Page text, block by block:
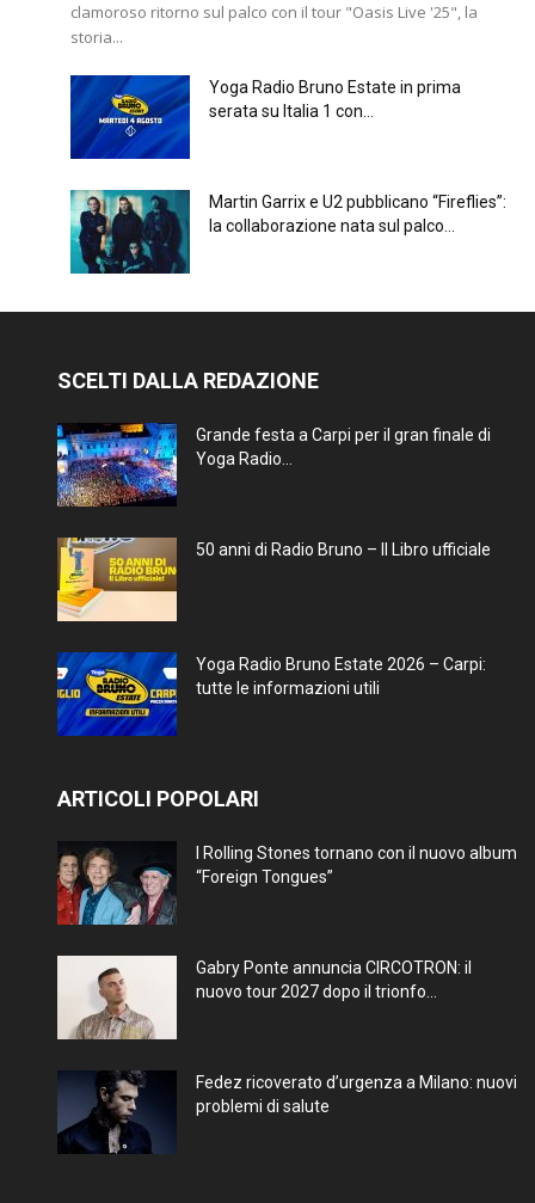
clamoroso ritorno sul palco con il tour "Oasis Live '25", la
storia...
Yoga Radio Bruno Estate in prima
serata su Italia 1 con...
Martin Garrix e U2 pubblicano “Fireflies”:
la collaborazione nata sul palco...
SCELTI DALLA REDAZIONE
Grande festa a Carpi per il gran finale di
Yoga Radio...
50 anni di Radio Bruno – Il Libro ufficiale
Yoga Radio Bruno Estate 2026 – Carpi:
tutte le informazioni utili
ARTICOLI POPOLARI
I Rolling Stones tornano con il nuovo album
“Foreign Tongues”
Gabry Ponte annuncia CIRCOTRON: il
nuovo tour 2027 dopo il trionfo...
Fedez ricoverato d’urgenza a Milano: nuovi
problemi di salute